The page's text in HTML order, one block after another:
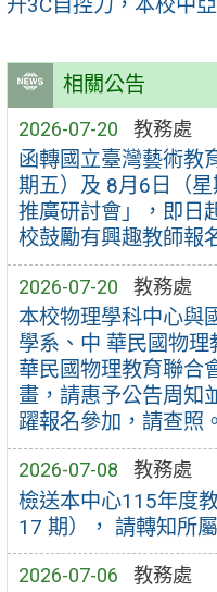
相關公告
2026-07-20 教務處
函轉國立臺灣藝術教
期五）及 8月6日（
推廣研討會」，即日
校鼓勵有興趣教師報
2026-07-20 教務處
本校物理學科中心與
學系、中 華民國物
華民國物理教育聯合
畫，請惠予公告周知
躍報名參加，請查照。
2026-07-08 教務處
檢送本中心115年度
17 期）， 請轉知所
2026-07-06 教務處
升3C自控力，本校中